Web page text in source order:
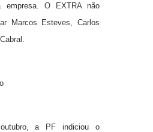
empresa. O EXTRA não
Marcos Esteves, Carlos
a PF indiciou o